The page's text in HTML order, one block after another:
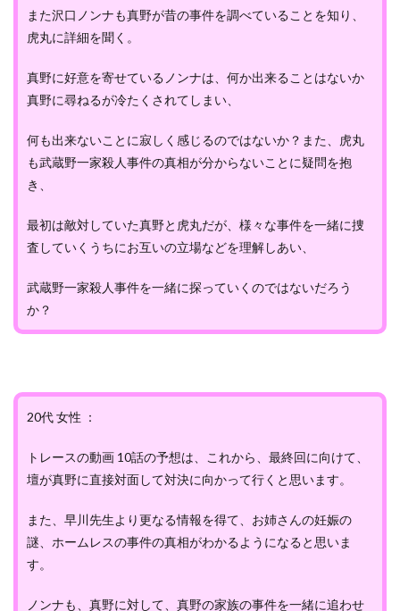
また沢口ノンナも真野が昔の事件を調べていることを知り、
虎丸に詳細を聞く。
真野に好意を寄せているノンナは、何か出来ることはないか
真野に尋ねるが冷たくされてしまい、
何も出来ないことに寂しく感じるのではないか？また、虎丸
も武蔵野一家殺人事件の真相が分からないことに疑問を抱
き、
最初は敵対していた真野と虎丸だが、様々な事件を一緒に捜
査していくうちにお互いの立場などを理解しあい、
武蔵野一家殺人事件を一緒に探っていくのではないだろう
か？
20代 女性 ：
トレースの動画 10話の予想は、これから、最終回に向けて、
壇が真野に直接対面して対決に向かって行くと思います。
また、早川先生より更なる情報を得て、お姉さんの妊娠の
謎、ホームレスの事件の真相がわかるようになると思いま
す。
ノンナも、真野に対して、真野の家族の事件を一緒に追わせ